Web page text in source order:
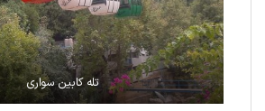
تله کابین سواری